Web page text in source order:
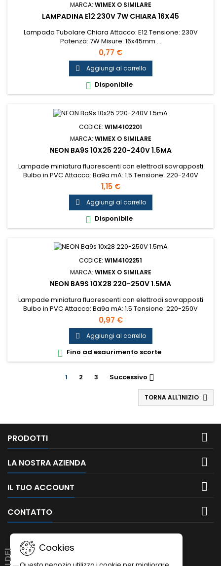
MARCA: WIMEX O SIMILARE
LAMPADINA E12 230V 7W CHIARA 16X45
Lampada Tubolare Chiara Attacco: E12 Tensione: 230V
Potenza: 7W Misure: 16x45mm ...
0,77 €
 Aggiungi al carrello
 Disponibile
CODICE: WIM4102201
MARCA: WIMEX O SIMILARE
NEON BA9S 10X25 220-240V 1.5MA
Lampade miniatura fluorescenti con elettrodi sovrapposti
Bulbo in PVC Attacco: Ba9a mA: 1.5 Tensione: 220-240V
Dimensioni: 10x25mm...
1,15 €
 Aggiungi al carrello
 Disponibile
CODICE: WIM4102251
MARCA: WIMEX O SIMILARE
NEON BA9S 10X28 220-250V 1.5MA
Lampade miniatura fluorescenti con elettrodi sovrapposti
Bulbo in PVC Attacco: Ba9a mA: 1.5 Tensione: 220-250V
Dimensioni: 10x28mm...
0,97 €
 Aggiungi al carrello
 Fino ad esaurimento scorte
1 2 3 Successivo 
TORNA ALL'INIZIO 
PRODOTTI 
LA NOSTRA AZIENDA 
IL TUO ACCOUNT 
CONTATTO 
Cookies